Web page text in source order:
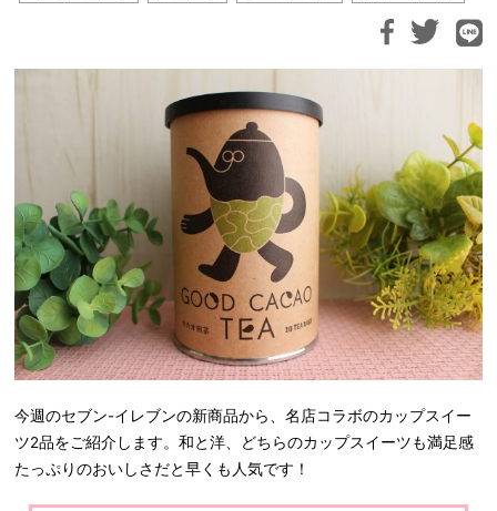
今週のセブン-イレブンの新商品から、名店コラボのカップスイー
ツ2品をご紹介します。和と洋、どちらのカップスイーツも満足感
たっぷりのおいしさだと早くも人気です！